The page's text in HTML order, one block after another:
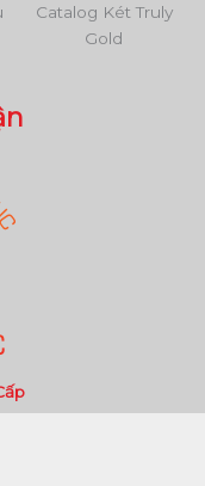
Catalog Két Truly
Gold